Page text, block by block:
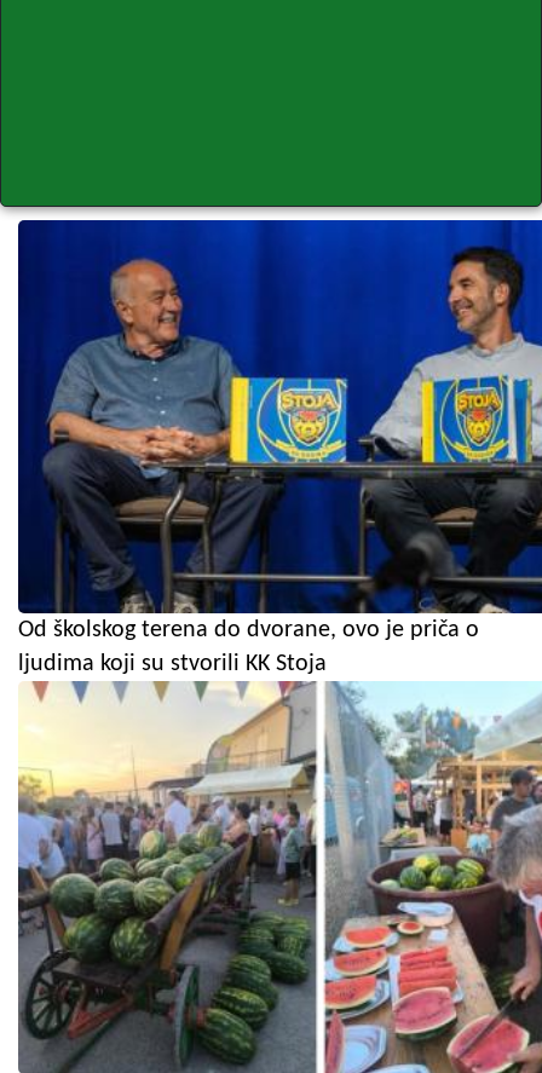
Od školskog terena do dvorane, ovo je priča o
ljudima koji su stvorili KK Stoja